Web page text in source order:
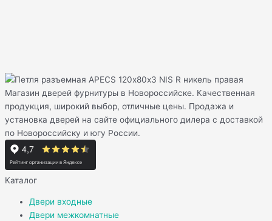
Магазин дверей фурнитуры в Новороссийске. Качественная
продукция, широкий выбор, отличные цены. Продажа и
установка дверей на сайте официального дилера с доставкой
по Новороссийску и югу России.
Каталог
Двери входные
Двери межкомнатные